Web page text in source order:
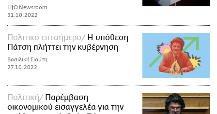
LifO Newsroom
31.10.2022
Πολιτικό επταήμερο
Η υπόθεση
Πάτση πλήττει την κυβέρνηση
Βασιλική Σιούτη
27.10.2022
Πολιτική
Παρέμβαση
οικονομικού εισαγγελέα για την